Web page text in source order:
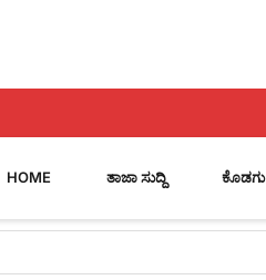
HOME ತಾಜಾ ಸುದ್ದಿ ಕೊಡಗು